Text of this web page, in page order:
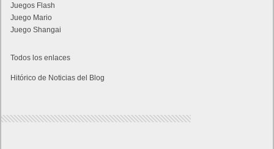
Juegos Flash
Juego Mario
Juego Shangai
Todos los enlaces
Hitórico de Noticias del Blog